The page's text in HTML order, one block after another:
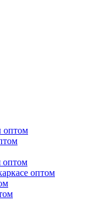
оптом
оптом
оптом